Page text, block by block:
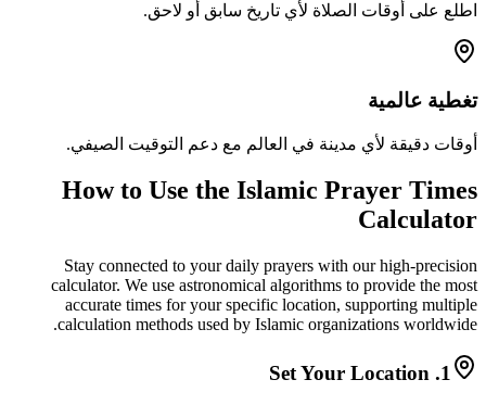
اطلع على أوقات الصلاة لأي تاريخ سابق أو لاحق.
تغطية عالمية
أوقات دقيقة لأي مدينة في العالم مع دعم التوقيت الصيفي.
How to Use the Islamic Prayer Times
Calculator
Stay connected to your daily prayers with our high-precision
calculator. We use astronomical algorithms to provide the most
accurate times for your specific location, supporting multiple
calculation methods used by Islamic organizations worldwide.
1. Set Your Location